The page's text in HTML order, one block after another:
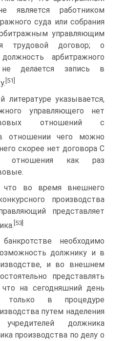
является работником
суда или собрания
управляющим
трудовой договор; о
арбитражного
не делается запись в
[51]
литературе указывается,
управляющего нет
отношений с
отношении чего можно
скорее нет договора C
отношения как раз
что во время внешнего
производства
представляет
[53]
необходимо
должнику и в
и во внешнем
представлять
на сегодняшний день
в процедуре
путем наделения
учредителей должника
производства по делу о